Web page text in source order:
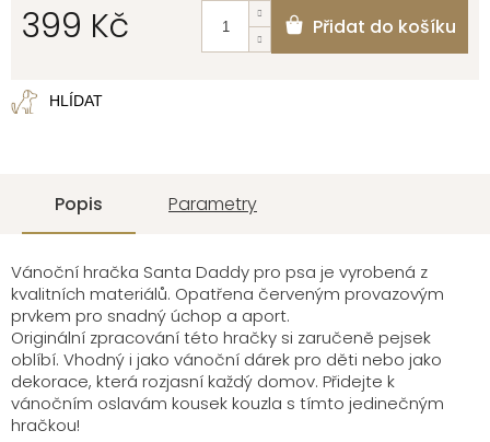
399 Kč Přidat do košíku
HLÍDAT
Popis Parametry
Vánoční hračka Santa Daddy pro psa je vyrobená z
kvalitních materiálů. Opatřena červeným provazovým
prvkem pro snadný úchop a aport.
Originální zpracování této hračky si zaručeně pejsek
oblíbí. Vhodný i jako vánoční dárek pro děti nebo jako
dekorace, která rozjasní každý domov. Přidejte k
vánočním oslavám kousek kouzla s tímto jedinečným
hračkou!